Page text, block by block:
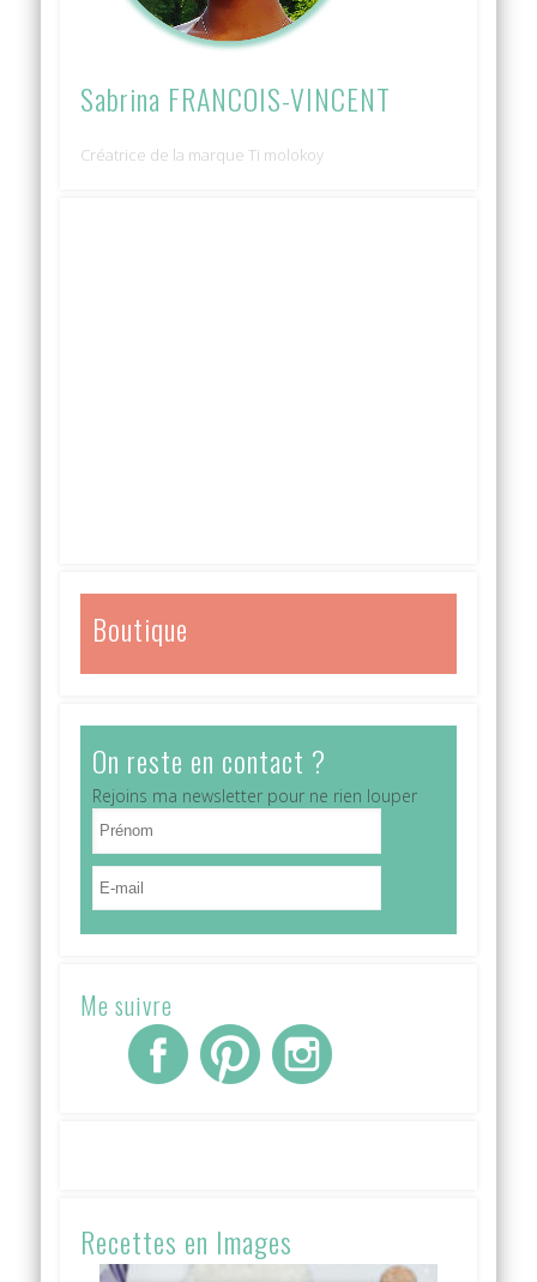
Sabrina FRANCOIS-VINCENT
Créatrice de la marque Ti molokoy
Boutique
On reste en contact ?
Rejoins ma newsletter pour ne rien louper
Me suivre
Recettes en Images